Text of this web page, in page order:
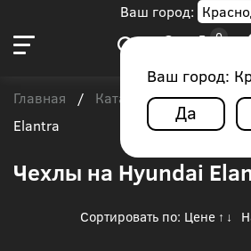
Ваш город:
Ваш город:
Да
Главная / Каталог чехлов /
Elantra
Чехлы на Hyundai
Сортировать по: Цене ↑ ↓